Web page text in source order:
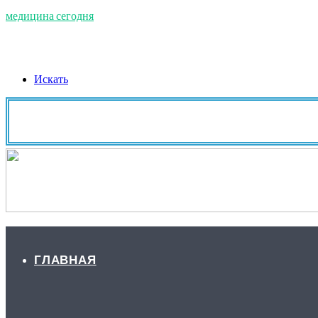
медицина сегодня
Искать
ГЛАВНАЯ